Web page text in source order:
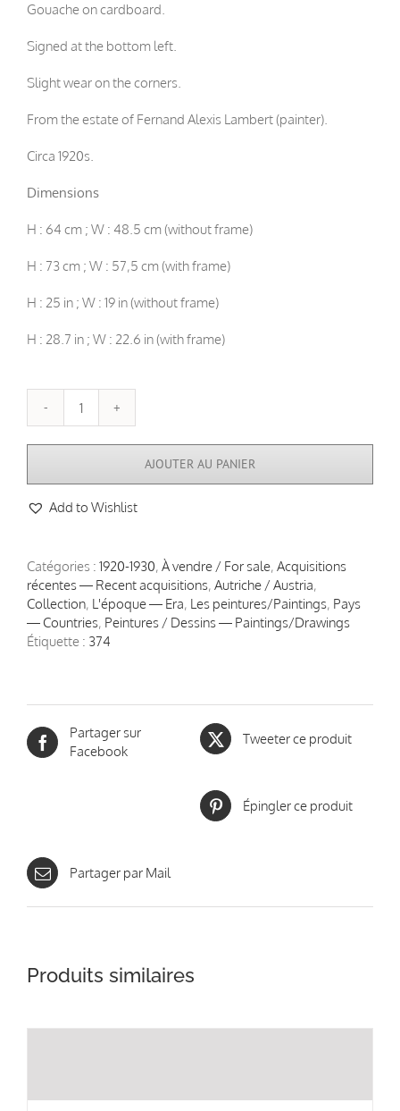
Gouache on cardboard.
Signed at the bottom left.
Slight wear on the corners.
From the estate of Fernand Alexis Lambert (painter).
Circa 1920s.
Dimensions
H : 64 cm ; W : 48.5 cm (without frame)
H : 73 cm ; W : 57,5 cm (with frame)
H : 25 in ; W : 19 in (without frame)
H : 28.7 in ; W : 22.6 in (with frame)
quantité
cigarette",
(1873-
1950)
AJOUTER AU PANIER
Add to Wishlist
Catégories : 1920-1930, À vendre / For sale, Acquisitions
récentes — Recent acquisitions, Autriche / Austria,
Collection, L'époque — Era, Les peintures/Paintings, Pays
— Countries, Peintures / Dessins — Paintings/Drawings
Étiquette : 374
Partager sur
Facebook
Tweeter ce produit
Épingler ce produit
Partager par Mail
Produits similaires